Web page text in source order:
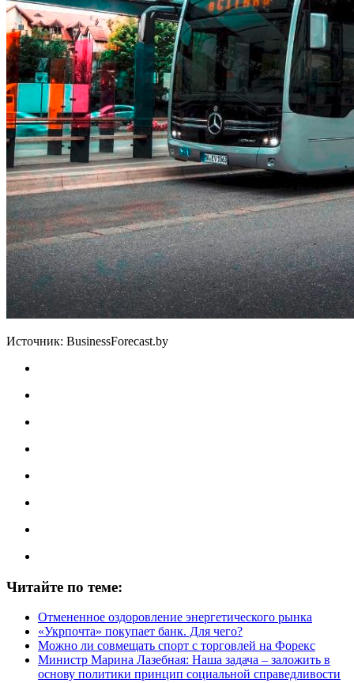
Источник: BusinessForecast.by
Читайте по теме:
Отмененное оздоровление энергетического рынка
«Укрпочта» покупает банк. Для чего?
Можно ли совмещать спорт с торговлей на Форекс
Министр Марина Лазебная: Наша задача – заложить в
основу политики принцип социальной справедливости